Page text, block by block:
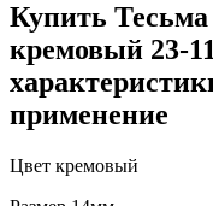
Купить
кремовый 23-
применение
Цвет кремовый